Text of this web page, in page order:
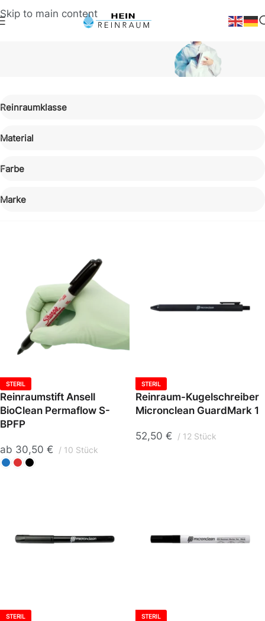
Skip to main content
Ausstattung
Reinraumklasse
Material
Farbe
Marke
STERIL
Reinraumstift Ansell
BioClean Permaflow S-
BPFP
ab 30,50 € 10 Stück
STERIL
Reinraum-Kugelschreiber
Micronclean GuardMark 1
52,50 € 12 Stück
STERIL
STERIL